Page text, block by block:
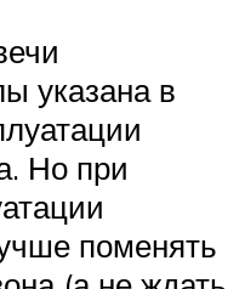
указана в
Но при
поменять